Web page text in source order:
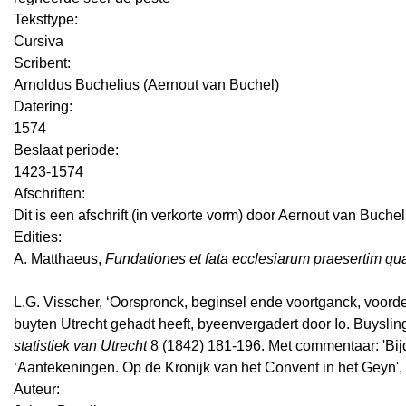
Teksttype:
Cursiva
Scribent:
Arnoldus Buchelius (Aernout van Buchel)
Datering:
1574
Beslaat periode:
1423-1574
Afschriften:
Dit is een afschrift (in verkorte vorm) door Aernout van
Edities:
A. Matthaeus, Fundationes et fata ecclesiarum praesertim
L.G. Visscher, ‘Oorspronck, beginsel ende voortganck,
buyten Utrecht gehadt heeft, byeenvergadert door Io.
statistiek van Utrecht8 (1842) 181-196. Met commentaar:
‘Aantekeningen. Op de Kronijk van het Convent in het
Auteur: